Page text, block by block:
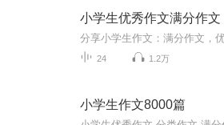
小学生优秀作文满分作文
24 1.2万
小学生作文8000篇